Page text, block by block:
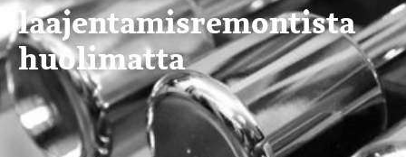
laajentamisremontista
huolimatta